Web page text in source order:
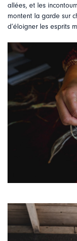
allées, et les
montent la garde sur
d’éloigner les esprits